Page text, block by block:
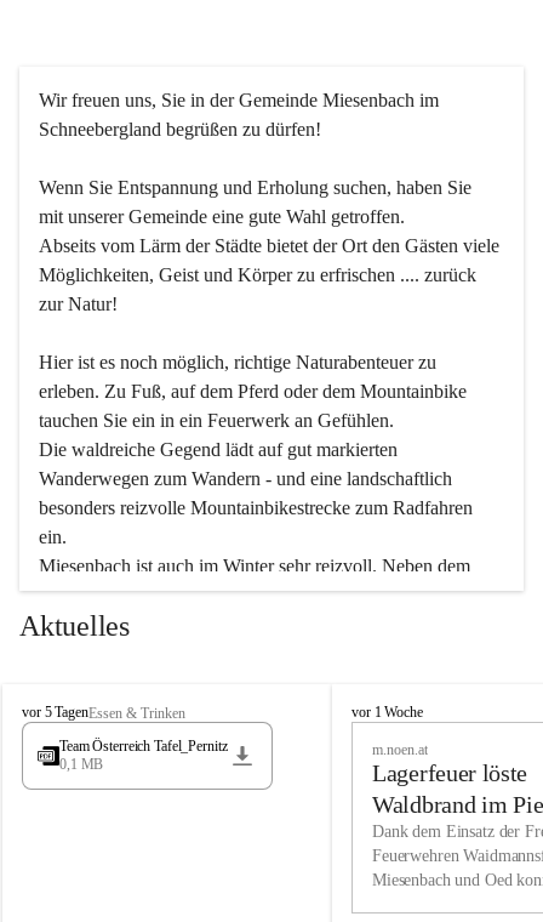
Wir freuen uns, Sie in der Gemeinde Miesenbach im
Schneebergland begrüßen zu dürfen!
Wenn Sie Entspannung und Erholung suchen, haben Sie
mit unserer Gemeinde eine gute Wahl getroffen.
Abseits vom Lärm der Städte bietet der Ort den Gästen viele
Möglichkeiten, Geist und Körper zu erfrischen .... zurück
zur Natur!
Hier ist es noch möglich, richtige Naturabenteuer zu
erleben. Zu Fuß, auf dem Pferd oder dem Mountainbike
tauchen Sie ein in ein Feuerwerk an Gefühlen.
Die waldreiche Gegend lädt auf gut markierten
Wanderwegen zum Wandern - und eine landschaftlich
besonders reizvolle Mountainbikestrecke zum Radfahren
ein.
Miesenbach ist auch im Winter sehr reizvoll. Neben dem
Eisstockschießen gibt es auf dem nahe gelegenen Unterberg
wunderschöne Naturschneepisten, die zum Schifahren oder
vielfältige Angebot unserer Kulturvereine.
Überzeugen Sie sich selbst, dass Sie in Miesenbach sowie
in den Beherbergungsbetrieben, Gaststätten und urigen
Wir kennen Miesenbach als lebens- und liebenswerten Ort.
Tradition und Innovation werden ebenso groß geschrieben
Aktuelles
M
i
s
vor 5 TagenEssen & Trinken
Team Österreich Tafel_Pernitz
0,1 MB
M
h
vor 1 Woche
m.noen.at
Lagerfeuer löste
Waldbrand im
aus
Dank dem Einsatz der
Feuerwehren
Miesenbach und Oed